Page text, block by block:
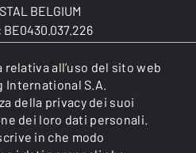
all’uso del sito web
International S.A.
della privacy dei suoi
dei loro dati personali.
in che modo
BELGIUM
BE0430.037.226
da MP Dechêne
Governatore della